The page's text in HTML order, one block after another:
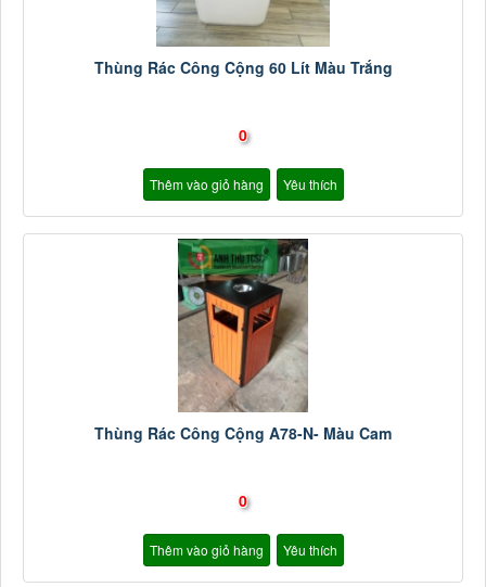
Thùng Rác Công Cộng 60 Lít Màu Trắng
0
Thêm vào giỏ hàng Yêu thích
Thùng Rác Công Cộng A78-N- Màu Cam
0
Thêm vào giỏ hàng Yêu thích